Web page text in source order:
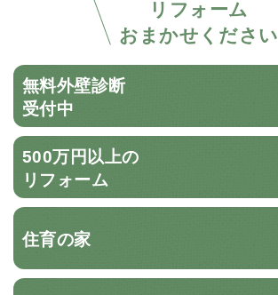
リフォーム
おまかせください
無料外壁診断
受付中
500万円以上の
リフォーム
住育の家